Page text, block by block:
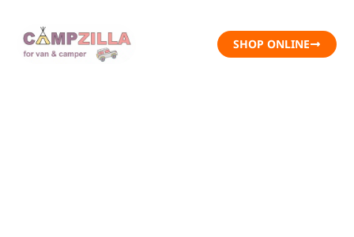
SHOP ONLINE